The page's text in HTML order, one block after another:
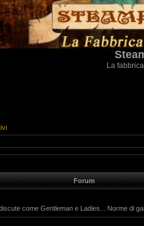
La
Forum
come Gentleman e Ladies... Norme di